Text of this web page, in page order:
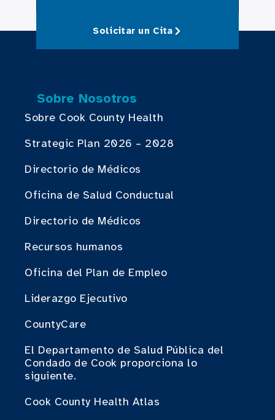
Solicitar un Cita
Sobre Nosotros
Sobre Cook County Health
Strategic Plan 2026 – 2028
Directorio de Médicos
Oficina de Salud Conductual
Directorio de Médicos
Recursos humanos
Oficina del Plan de Empleo
Liderazgo Ejecutivo
CountyCare
El Departamento de Salud Pública del
Condado de Cook proporciona lo
siguiente.
Cook County Health Atlas